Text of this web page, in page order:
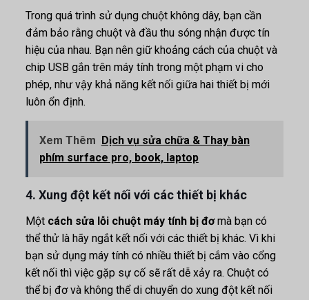
Trong quá trình sử dụng chuột không dây, bạn cần
đảm bảo rằng chuột và đầu thu sóng nhận được tín
hiệu của nhau. Bạn nên giữ khoảng cách của chuột và
chip USB gắn trên máy tính trong một phạm vi cho
phép, như vậy khả năng kết nối giữa hai thiết bị mới
luôn ổn định.
Xem Thêm Dịch vụ sửa chữa & Thay bàn
phím surface pro, book, laptop
4. Xung đột kết nối với các thiết bị khác
Một cách sửa lỗi chuột máy tính bị đơmà bạn có
thể thử là hãy ngắt kết nối với các thiết bị khác. Vì khi
bạn sử dụng máy tính có nhiều thiết bị cắm vào cổng
kết nối thì việc gặp sự cố sẽ rất dễ xảy ra. Chuột có
thể bị đơ và không thể di chuyển do xung đột kết nối